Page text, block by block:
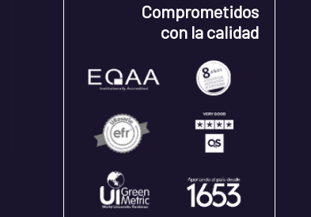
Comprometidos
con la calidad